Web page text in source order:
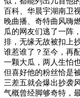
百科、华晨宇湖南卫
晚曲播、奇特曲风嗨
瓜的网友们逃了一阵
排，无缘无故被扣上
谁惹谁了？至今，再
一颗大瓜，两人生怕
但喜好他的粉丝恰是
三差五就会爆出抄袭
气概曾经脚够奇特，